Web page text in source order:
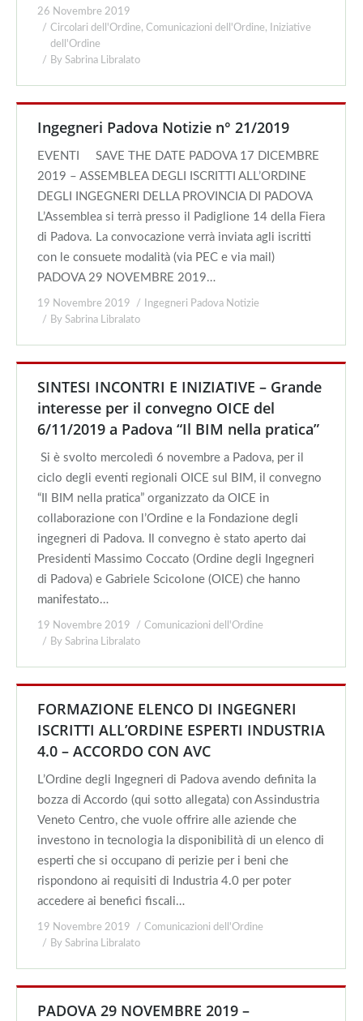
26 Novembre 2019
Circolari dell'Ordine, Comunicazioni dell'Ordine,
Iniziative
dell'Ordine
By Sabrina Libralato
Ingegneri Padova Notizie n° 21/2019
EVENTI SAVE THE DATE PADOVA 17 DICEMBRE
2019 – ASSEMBLEA DEGLI ISCRITTI ALL’ORDINE
DEGLI INGEGNERI DELLA PROVINCIA DI PADOVA
L’Assemblea si terrà presso il Padiglione 14 della Fiera
di Padova. La convocazione verrà inviata agli iscritti
con le consuete modalità (via PEC e via mail)
PADOVA 29 NOVEMBRE 2019…
19 Novembre 2019
Ingegneri Padova Notizie
By Sabrina Libralato
SINTESI INCONTRI E INIZIATIVE – Grande
interesse per il convegno OICE del
6/11/2019 a Padova “Il BIM nella pratica”
Si è svolto mercoledì 6 novembre a Padova, per il
ciclo degli eventi regionali OICE sul BIM, il convegno
“Il BIM nella pratica” organizzato da OICE in
collaborazione con l’Ordine e la Fondazione degli
ingegneri di Padova. Il convegno è stato aperto dai
Presidenti Massimo Coccato (Ordine degli Ingegneri
di Padova) e Gabriele Scicolone (OICE) che hanno
manifestato…
19 Novembre 2019
Comunicazioni dell'Ordine
By Sabrina Libralato
FORMAZIONE ELENCO DI INGEGNERI
ISCRITTI ALL’ORDINE ESPERTI INDUSTRIA
4.0 – ACCORDO CON AVC
L’Ordine degli Ingegneri di Padova avendo definita la
bozza di Accordo (qui sotto allegata) con Assindustria
Veneto Centro, che vuole offrire alle aziende che
investono in tecnologia la disponibilità di un elenco di
esperti che si occupano di perizie per i beni che
rispondono ai requisiti di Industria 4.0 per poter
accedere ai benefici fiscali…
19 Novembre 2019
Comunicazioni dell'Ordine
By Sabrina Libralato
PADOVA 29 NOVEMBRE 2019 –